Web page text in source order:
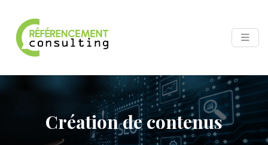
Création de contenus